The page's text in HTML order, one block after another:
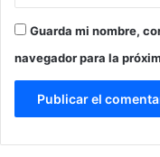
Guarda mi nombre,
navegador para la